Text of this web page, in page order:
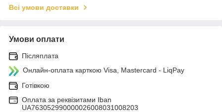
Всі умови доставки
Умови оплати
Післяплата
Онлайн-оплата карткою Visa, Mastercard - LiqPay
Готівкою
Оплата за реквізитами Iban
UA763052990000026008031008203